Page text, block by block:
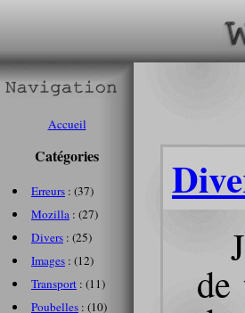
de
Accueil
Catégories
Erreurs : (37)
Mozilla : (27)
Divers : (25)
Images : (12)
Transport : (11)
Poubelles : (10)